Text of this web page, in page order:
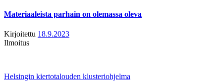
Materiaaleista parhain on olemassa oleva
Kirjoitettu 18.9.2023
Ilmoitus
Helsingin kiertotalouden klusteriohjelma